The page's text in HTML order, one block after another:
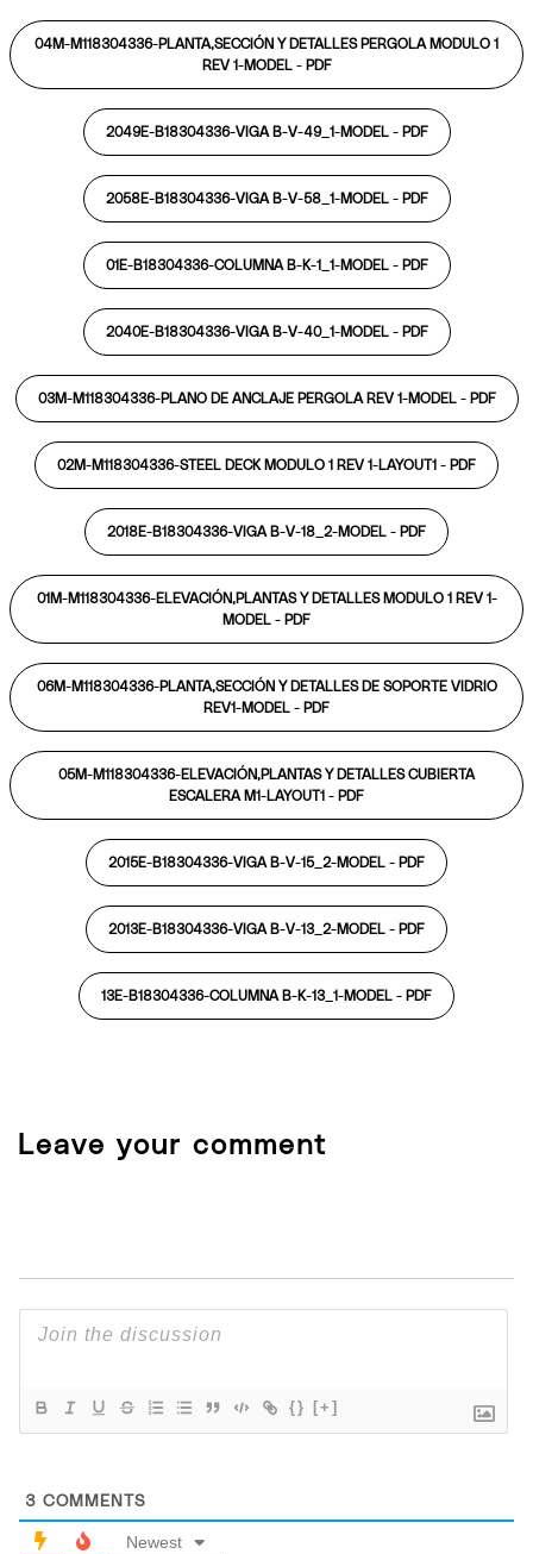
04M-M118304336-PLANTA,SECCIÓN Y DETALLES PERGOLA MODULO 1
REV 1-MODEL - PDF
2049E-B18304336-VIGA B-V-49_1-MODEL - PDF
2058E-B18304336-VIGA B-V-58_1-MODEL - PDF
01E-B18304336-COLUMNA B-K-1_1-MODEL - PDF
2040E-B18304336-VIGA B-V-40_1-MODEL - PDF
03M-M118304336-PLANO DE ANCLAJE PERGOLA REV 1-MODEL - PDF
02M-M118304336-STEEL DECK MODULO 1 REV 1-LAYOUT1 - PDF
2018E-B18304336-VIGA B-V-18_2-MODEL - PDF
01M-M118304336-ELEVACIÓN,PLANTAS Y DETALLES MODULO 1 REV 1-
MODEL - PDF
06M-M118304336-PLANTA,SECCIÓN Y DETALLES DE SOPORTE VIDRIO
REV1-MODEL - PDF
05M-M118304336-ELEVACIÓN,PLANTAS Y DETALLES CUBIERTA
ESCALERA M1-LAYOUT1 - PDF
2015E-B18304336-VIGA B-V-15_2-MODEL - PDF
2013E-B18304336-VIGA B-V-13_2-MODEL - PDF
13E-B18304336-COLUMNA B-K-13_1-MODEL - PDF
Leave your comment
{} [+]
3 COMMENTS
Newest